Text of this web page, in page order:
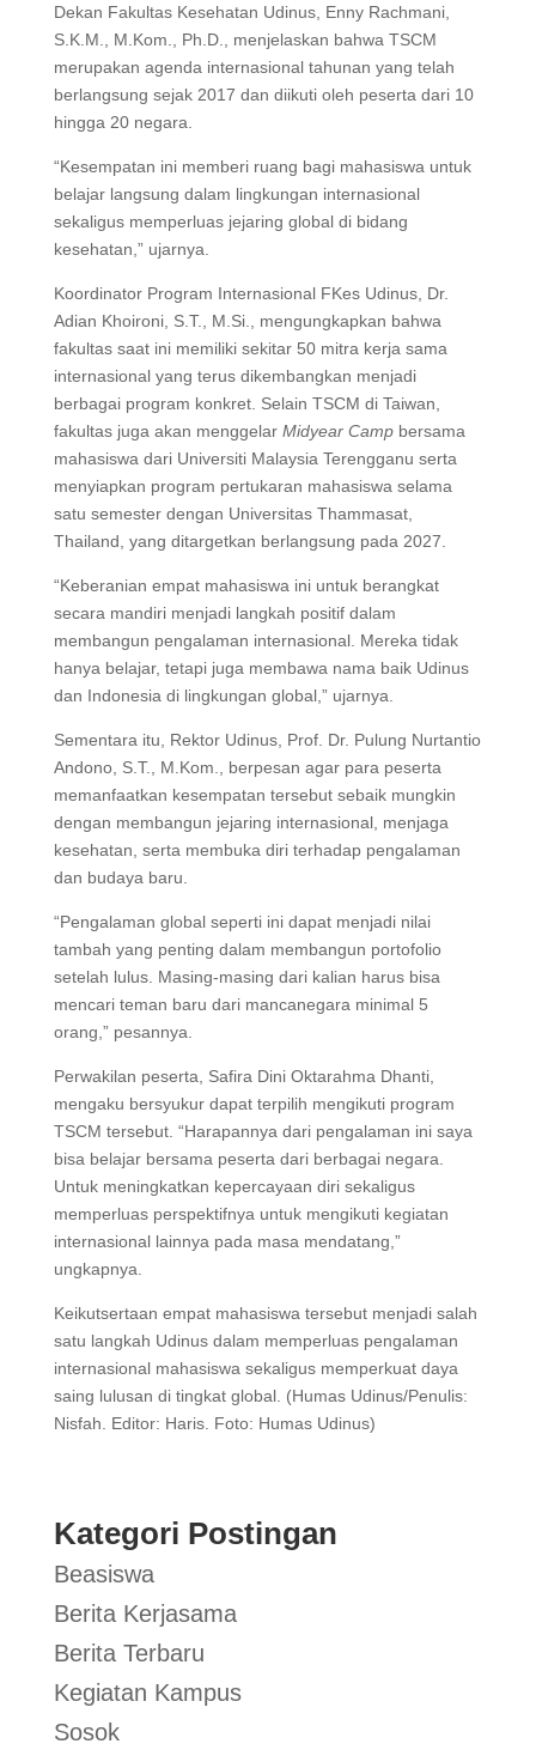
Dekan Fakultas Kesehatan Udinus, Enny Rachmani,
S.K.M., M.Kom., Ph.D., menjelaskan bahwa TSCM
merupakan agenda internasional tahunan yang telah
berlangsung sejak 2017 dan diikuti oleh peserta dari 10
hingga 20 negara.
“Kesempatan ini memberi ruang bagi mahasiswa untuk
belajar langsung dalam lingkungan internasional
sekaligus memperluas jejaring global di bidang
kesehatan,” ujarnya.
Koordinator Program Internasional FKes Udinus, Dr.
Adian Khoironi, S.T., M.Si., mengungkapkan bahwa
fakultas saat ini memiliki sekitar 50 mitra kerja sama
internasional yang terus dikembangkan menjadi
berbagai program konkret. Selain TSCM di Taiwan,
fakultas juga akan menggelar Midyear Campbersama
mahasiswa dari Universiti Malaysia Terengganu serta
menyiapkan program pertukaran mahasiswa selama
satu semester dengan Universitas Thammasat,
Thailand, yang ditargetkan berlangsung pada 2027.
“Keberanian empat mahasiswa ini untuk berangkat
secara mandiri menjadi langkah positif dalam
membangun pengalaman internasional. Mereka tidak
hanya belajar, tetapi juga membawa nama baik Udinus
dan Indonesia di lingkungan global,” ujarnya.
Sementara itu, Rektor Udinus, Prof. Dr. Pulung Nurtantio
Andono, S.T., M.Kom., berpesan agar para peserta
memanfaatkan kesempatan tersebut sebaik mungkin
dengan membangun jejaring internasional, menjaga
kesehatan, serta membuka diri terhadap pengalaman
dan budaya baru.
“Pengalaman global seperti ini dapat menjadi nilai
tambah yang penting dalam membangun portofolio
setelah lulus. Masing-masing dari kalian harus bisa
mencari teman baru dari mancanegara minimal 5
orang,” pesannya.
Perwakilan peserta, Safira Dini Oktarahma Dhanti,
mengaku bersyukur dapat terpilih mengikuti program
TSCM tersebut. “Harapannya dari pengalaman ini saya
bisa belajar bersama peserta dari berbagai negara.
Untuk meningkatkan kepercayaan diri sekaligus
memperluas perspektifnya untuk mengikuti kegiatan
internasional lainnya pada masa mendatang,”
ungkapnya.
Keikutsertaan empat mahasiswa tersebut menjadi salah
satu langkah Udinus dalam memperluas pengalaman
internasional mahasiswa sekaligus memperkuat daya
saing lulusan di tingkat global. (Humas Udinus/Penulis:
Nisfah. Editor: Haris. Foto: Humas Udinus)
Kategori Postingan
Beasiswa
Berita Kerjasama
Berita Terbaru
Kegiatan Kampus
Sosok